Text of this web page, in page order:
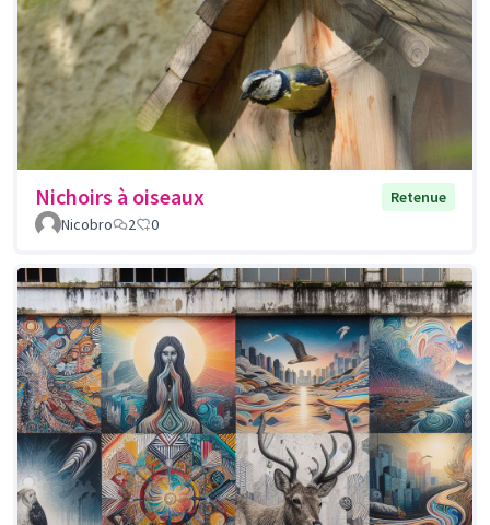
Nichoirs à oiseaux
Retenue
Nicobro
2 0